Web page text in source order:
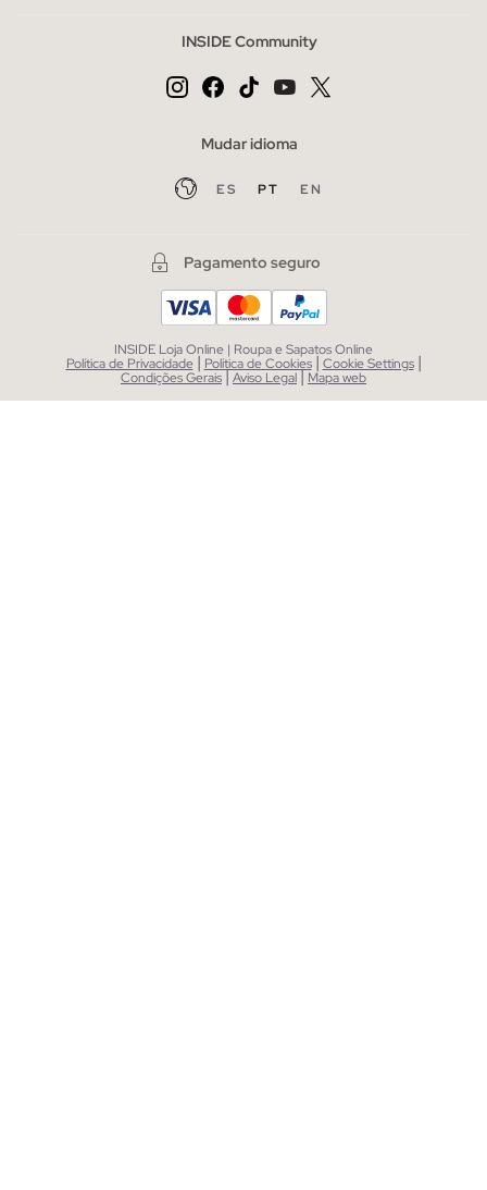
INSIDE Community
Mudar idioma
ES PT EN
Pagamento seguro
INSIDE Loja Online | Roupa e Sapatos Online
Política de Privacidade | Política de Cookies | Cookie Settings |
Condições Gerais|Aviso Legal| Mapa web